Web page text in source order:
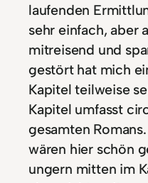
laufenden
sehr einfach, aber
mitreisend und
gestört hat mich
Kapitel teilweise
Kapitel umfasst
gesamten
wären hier schön
ungern mitten im